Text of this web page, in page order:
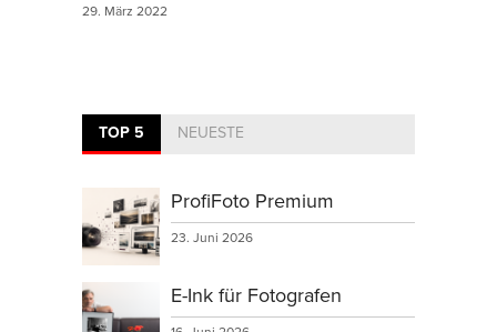
29. März 2022
TOP 5 NEUESTE
ProfiFoto Premium
23. Juni 2026
E-Ink für Fotografen